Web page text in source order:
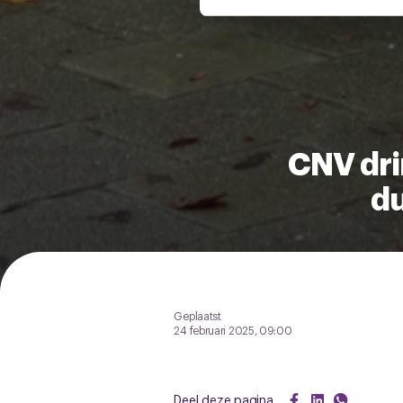
cookie-instellingenicoontje
CNV
Geplaatst
24 februari 2025, 09:00
Deel deze pagina